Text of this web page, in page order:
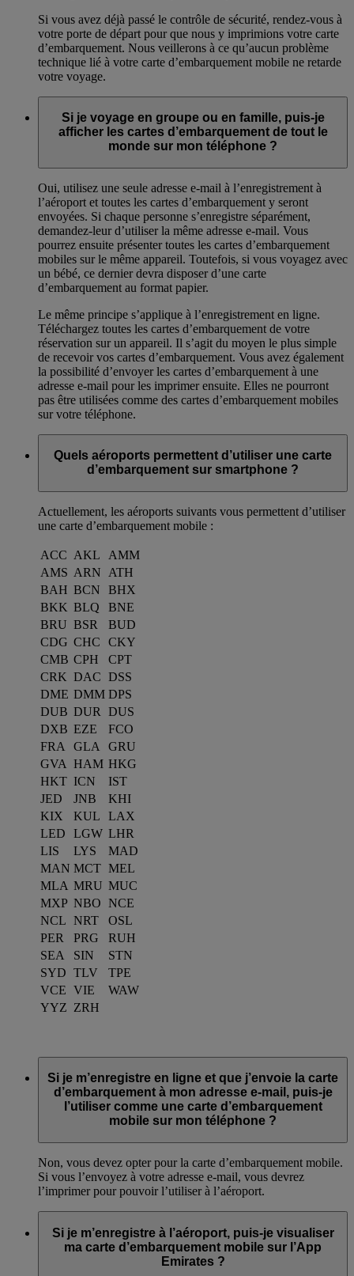
Si vous avez déjà passé le contrôle de sécurité, rendez-vous à
votre porte de départ pour que nous y imprimions votre carte
d’embarquement. Nous veillerons à ce qu’aucun problème
technique lié à votre carte d’embarquement mobile ne retarde
votre voyage.
Si je voyage en groupe ou en famille, puis-je
afficher les cartes d’embarquement de tout le
monde sur mon téléphone ?
Oui, utilisez une seule adresse e-mail à l’enregistrement à
l’aéroport et toutes les cartes d’embarquement y seront
envoyées. Si chaque personne s’enregistre séparément,
demandez-leur d’utiliser la même adresse e-mail. Vous
pourrez ensuite présenter toutes les cartes d’embarquement
mobiles sur le même appareil. Toutefois, si vous voyagez avec
un bébé, ce dernier devra disposer d’une carte
d’embarquement au format papier.
Le même principe s’applique à l’enregistrement en ligne.
Téléchargez toutes les cartes d’embarquement de votre
réservation sur un appareil. Il s’agit du moyen le plus simple
de recevoir vos cartes d’embarquement. Vous avez également
la possibilité d’envoyer les cartes d’embarquement à une
adresse e-mail pour les imprimer ensuite. Elles ne pourront
pas être utilisées comme des cartes d’embarquement mobiles
sur votre téléphone.
Quels aéroports permettent d’utiliser une carte
d’embarquement sur smartphone ?
Actuellement, les aéroports suivants vous permettent d’utiliser
une carte d’embarquement mobile :
ACC AKL
AMM
AMS ARN
ATH
BAH BCN
BHX
BKK BLQ
BNE
BRU BSR
BUD
CDG CHC
CKY
CMB CPH
CPT
CRK DAC DSS
DME DMM DPS
DUB DUR
DUS
DXB EZE
FCO
FRA
GLA
GRU
GVA HAM HKG
HKT ICN
IST
JED
JNB
KHI
KIX
KUL
LAX
LED
LGW LHR
LIS
LYS
MAD
MAN MCT MEL
MLA MRU MUC
MXP NBO NCE
NCL NRT
OSL
PER
PRG
RUH
SEA
SIN
STN
SYD TLV
TPE
VCE VIE
WAW
YYZ ZRH
Si je m’enregistre en ligne et que j’envoie la carte
d’embarquement à mon adresse e-mail, puis-je
l’utiliser comme une carte d’embarquement
mobile sur mon téléphone ?
Non, vous devez opter pour la carte d’embarquement mobile.
Si vous l’envoyez à votre adresse e-mail, vous devrez
l’imprimer pour pouvoir l’utiliser à l’aéroport.
Si je m’enregistre à l’aéroport, puis-je visualiser
ma carte d’embarquement mobile sur l’App
Emirates ?